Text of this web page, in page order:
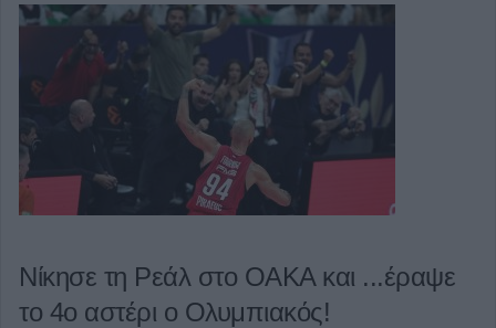
Νίκησε τη Ρεάλ στο ΟΑΚΑ και ...έραψε
το 4ο αστέρι ο Ολυμπιακός!